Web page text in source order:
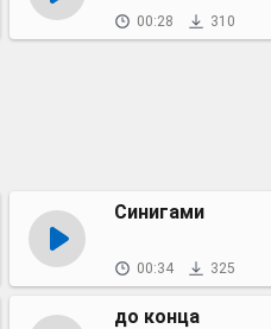
00:28 310
Синигами
00:34 325
до конца